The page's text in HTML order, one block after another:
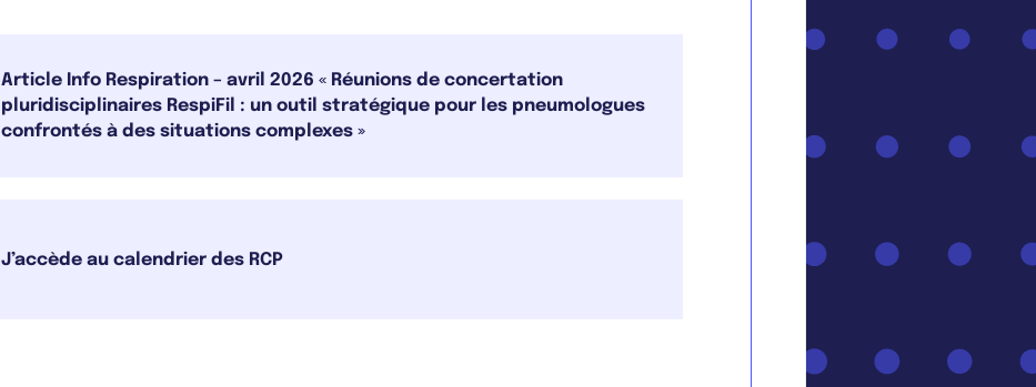
Article Info Respiration – avril 2026 « Réunions de concertation
pluridisciplinaires RespiFil : un outil stratégique pour les pneumologues
confrontés à des situations complexes »
J’accède au calendrier des RCP